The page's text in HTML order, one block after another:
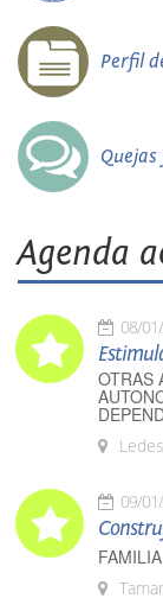
Perfil
Quejas
Agenda
08/
OTRAS
09/
FAMILIA